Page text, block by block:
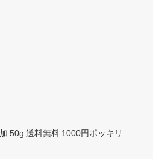
50g 送料無料 1000円ポッキリ